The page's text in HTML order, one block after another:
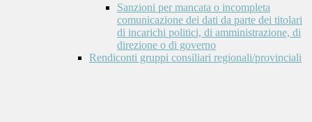
Sanzioni per mancata o incompleta
comunicazione dei dati da parte dei titolari
di incarichi politici, di amministrazione, di
direzione o di governo
Rendiconti gruppi consiliari regionali/provinciali